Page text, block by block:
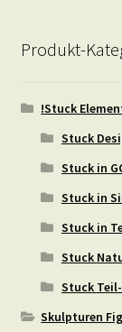
Produkt-
!Stuck
Stuck
Stuck in
Stuck in
Stuck in
Stuck
Stuck
Skulpturen